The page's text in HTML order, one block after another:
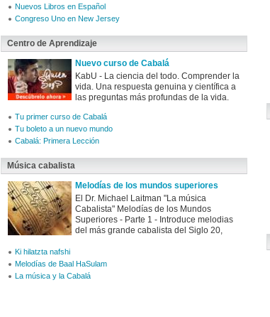
Nuevos Libros en Español
Congreso Uno en New Jersey
Centro de Aprendizaje
Nuevo curso de Cabalá
KabU - La ciencia del todo. Comprender la
vida. Una respuesta genuina y científica a
las preguntas más profundas de la vida.
Tu primer curso de Cabalá
Tu boleto a un nuevo mundo
Cabalá: Primera Lección
Música cabalista
Melodías de los mundos superiores
El Dr. Michael Laitman "La música
Cabalista" Melodías de los Mundos
Superiores - Parte 1 - Introduce melodias
del más grande cabalista del Siglo 20,
Ki hilatzta nafshi
Melodías de Baal HaSulam
La música y la Cabalá